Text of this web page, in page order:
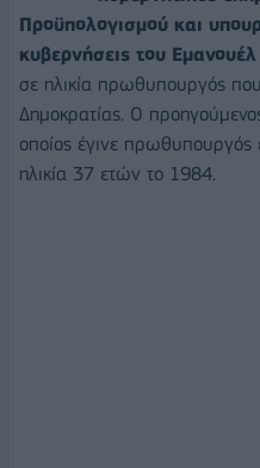
Προϋπολογισμού και
κυβερνήσεις του
σε ηλικία πρωθυπουργός
Δημοκρατίας. Ο
οποίος έγινε πρωθυπουργός
ηλικία 37 ετών το 1984.